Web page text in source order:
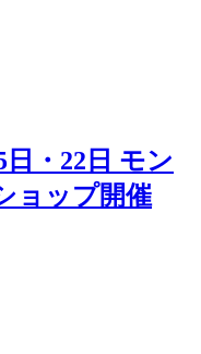
日・22日 モン
ョップ開催